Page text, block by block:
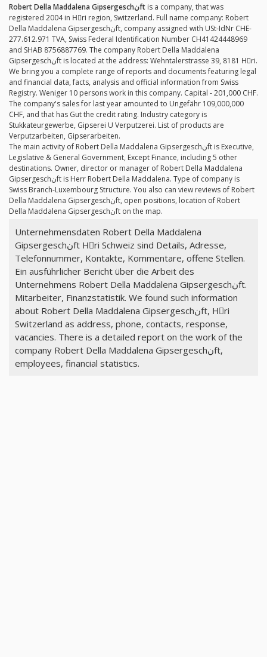
Robert Della Maddalena Gipsergeschنft is a company, that was
registered 2004 in Hِri region, Switzerland. Full name company: Robert
Della Maddalena Gipsergeschنft, company assigned with USt-IdNr CHE-
277.612.971 TVA, Swiss Federal Identification Number CH41424448969
and SHAB 8756887769. The company Robert Della Maddalena
Gipsergeschنft is located at the address: Wehntalerstrasse 39, 8181 Hِri.
We bring you a complete range of reports and documents featuring legal
and financial data, facts, analysis and official information from Swiss
Registry. Weniger 10 persons work in this company. Capital - 201,000 CHF.
The company's sales for last year amounted to Ungefähr 109,000,000
CHF, and that has Gut the credit rating. Industry category is
Stukkateurgewerbe, Gipserei U Verputzerei. List of products are
Verputzarbeiten, Gipserarbeiten.
The main activity of Robert Della Maddalena Gipsergeschنft is Executive,
Legislative & General Government, Except Finance, including 5 other
destinations. Owner, director or manager of Robert Della Maddalena
Gipsergeschنft is Herr Robert Della Maddalena. Type of company is
Swiss Branch-Luxembourg Structure. You also can view reviews of Robert
Della Maddalena Gipsergeschنft, open positions, location of Robert
Della Maddalena Gipsergeschنft on the map.
Unternehmensdaten Robert Della Maddalena
Gipsergeschنft Hِri Schweiz sind Details, Adresse,
Telefonnummer, Kontakte, Kommentare, offene Stellen.
Ein ausführlicher Bericht über die Arbeit des
Unternehmens Robert Della Maddalena Gipsergeschنft.
Mitarbeiter, Finanzstatistik. We found such information
about Robert Della Maddalena Gipsergeschنft, Hِri
Switzerland as address, phone, contacts, response,
vacancies. There is a detailed report on the work of the
company Robert Della Maddalena Gipsergeschنft,
employees, financial statistics.